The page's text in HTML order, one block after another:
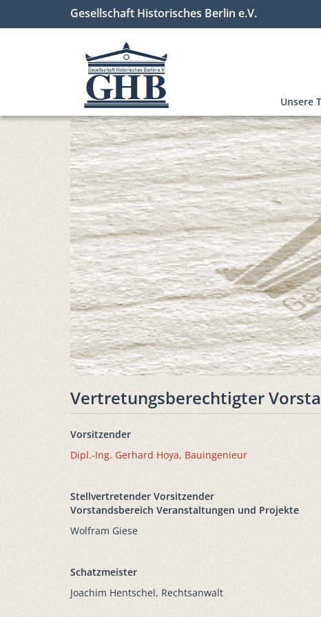
Gesellschaft Historisches Berlin e.V.
Unsere
Vertretungsberechtigter
Vorsitzender
Dipl.-Ing. Gerhard Hoya, Bauingenieur
Stellvertretender Vorsitzender
Vorstandsbereich Veranstaltungen und Projekte
Wolfram Giese
Schatzmeister
Joachim Hentschel, Rechtsanwalt